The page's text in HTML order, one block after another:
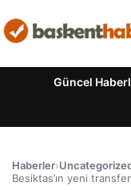
Güncel
Haberler›
Besiktas’ın yeni